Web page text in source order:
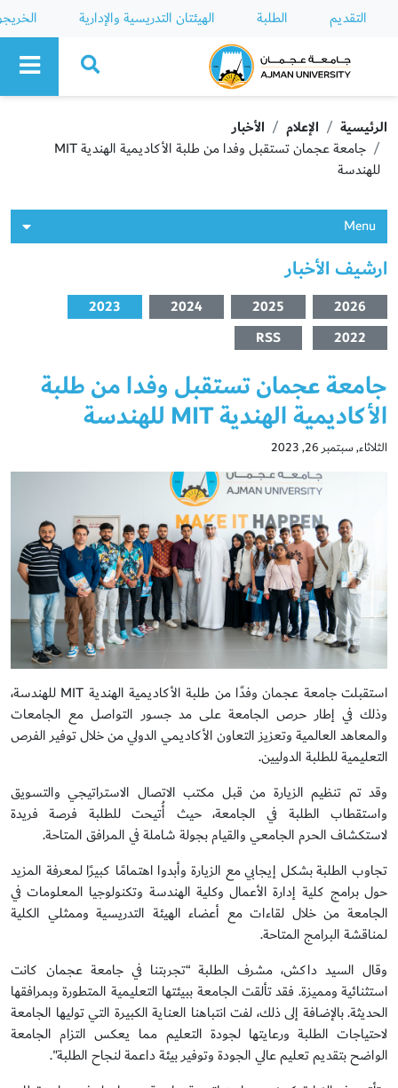
التقديم الطلبة الهيئتان التدريسية والإدارية
Ajman University
الرئيسية الإعلام
الأخبار
جامعة عجمان تستقبل وفدا من طلبة الأكاديمية الهندية MIT
للهندسة
Menu
ارشيف الأخبار
2026
2025
2024
2023
2022
RSS
جامعة عجمان تستقبل وفدا من طلبة
الأكاديمية الهندية MIT للهندسة
الثلاثاء, سبتمبر 26, 2023
استقبلت جامعة عجمان وفدًا من طلبة الأكاديمية الهندية MIT للهندسة،
وذلك في إطار حرص الجامعة على مد جسور التواصل مع الجامعات
والمعاهد العالمية وتعزيز التعاون الأكاديمي الدولي من خلال توفير الفرص
التعليمية للطلبة الدوليين.
وقد تم تنظيم الزيارة من قبل مكتب الاتصال الاستراتيجي والتسويق
واستقطاب الطلبة في الجامعة، حيث أُتيحت للطلبة فرصة فريدة
لاستكشاف الحرم الجامعي والقيام بجولة شاملة في المرافق المتاحة.
تجاوب الطلبة بشكل إيجابي مع الزيارة وأبدوا اهتمامًا كبيرًا لمعرفة المزيد
حول برامج كلية إدارة الأعمال وكلية الهندسة وتكنولوجيا المعلومات في
الجامعة من خلال لقاءات مع أعضاء الهيئة التدريسية وممثلي الكلية
لمناقشة البرامج المتاحة.
وقال السيد داكش، مشرف الطلبة “تجربتنا في جامعة عجمان كانت
استثنائية ومميزة. فقد تألقت الجامعة ببيئتها التعليمية المتطورة وبمرافقها
الحديثة. بالإضافة إلى ذلك، لفت انتباهنا العناية الكبيرة التي توليها الجامعة
لاحتياجات الطلبة ورعايتها لجودة التعليم مما يعكس التزام الجامعة
الواضح بتقديم تعليم عالي الجودة وتوفير بيئة داعمة لنجاح الطلبة".